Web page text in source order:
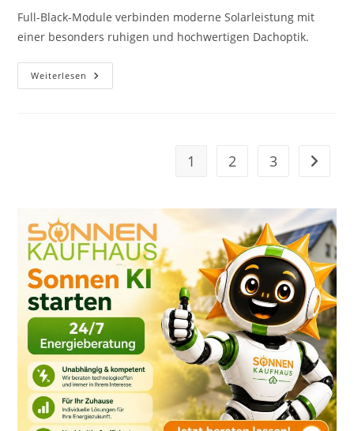
Full-Black-Module verbinden moderne Solarleistung mit
einer besonders ruhigen und hochwertigen Dachoptik.
Weiterlesen Schwarze
PV-
1 2 3 Zur